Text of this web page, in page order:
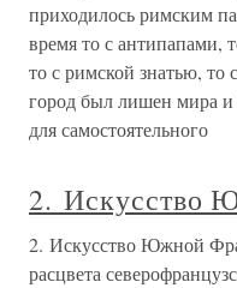
приходилось римским
время то с антипапами,
то с римской знатью,
город был лишен мира и
для самостоятельного
2. Искусство
2. Искусство Южной
расцвета